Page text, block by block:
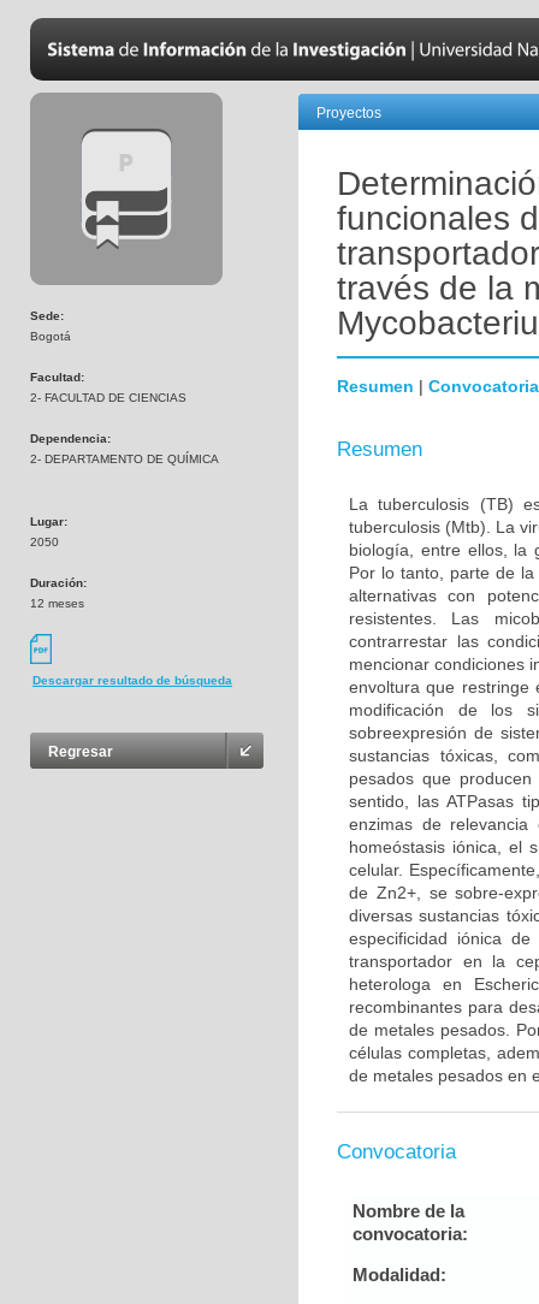
Sede:
Bogotá
Facultad:
2- FACULTAD DE CIENCIAS
Dependencia:
2- DEPARTAMENTO DE QUÍMICA
Lugar:
2050
Duración:
12 meses
Descargar resultado de búsqueda
Regresar
Proyectos
funcionales
través de la
Resumen | Convocatoria
Resumen
La tuberculosis (TB)
tuberculosis (Mtb). La
biología, entre ellos, la
Por lo tanto, parte de
alternativas con
resistentes. Las
contrarrestar las
mencionar condiciones
envoltura que restringe
modificación de los
sobreexpresión de
sustancias tóxicas,
pesados que
sentido, las ATPasas
enzimas de
homeóstasis iónica, el
celular.
de Zn2+, se sobre-
diversas sustancias
especificidad iónica
transportador en la
heterologa en
recombinantes para
de metales pesados.
células completas,
de metales pesados en
Convocatoria
Nombre de la
convocatoria:
Modalidad: